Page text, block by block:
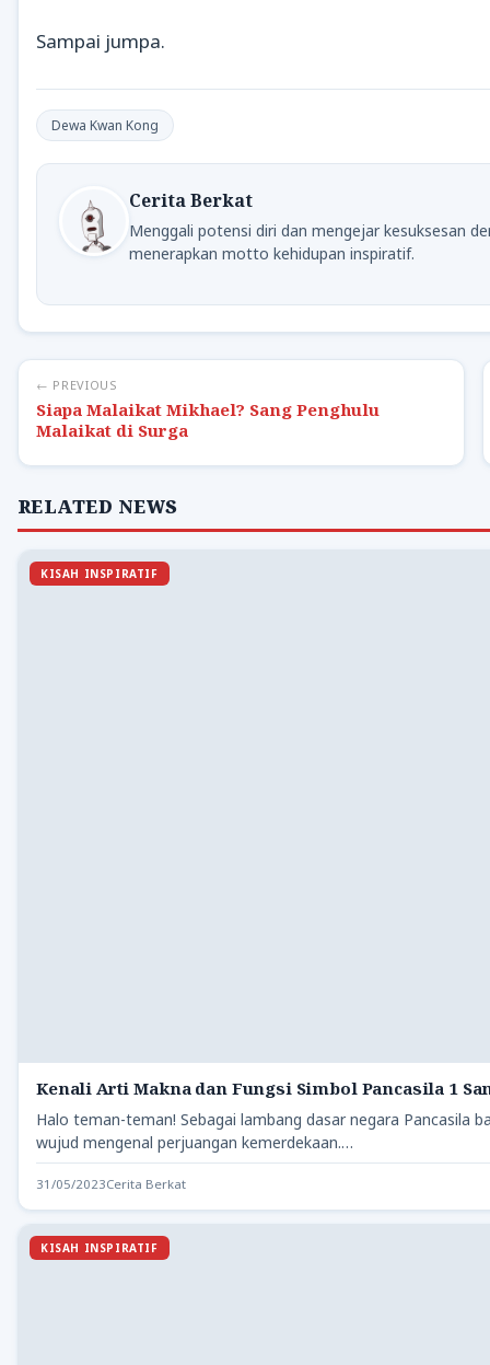
Sampai jumpa.
Dewa Kwan Kong
Cerita Berkat
Menggali potensi diri dan mengejar kesuksesan
menerapkan motto kehidupan inspiratif.
← PREVIOUS
Siapa Malaikat Mikhael? Sang Penghulu
Malaikat di Surga
RELATED NEWS
KISAH INSPIRATIF
Kenali Arti Makna dan Fungsi Simbol Pancasila 1
Halo teman-teman! Sebagai lambang dasar negara Pancasila
wujud mengenal perjuangan kemerdekaan.…
31/05/2023Cerita Berkat
KISAH INSPIRATIF